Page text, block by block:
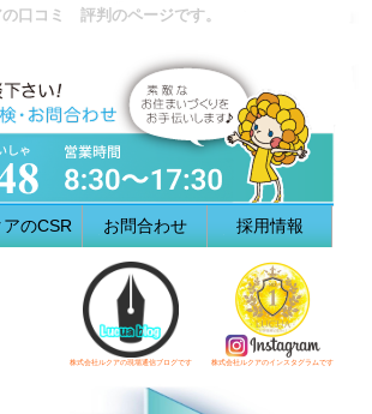
口コミ 評判のページです。
アのCSR お問合わせ 採用情報
株式会社ルクアのインスタグラムです
株式会社ルクアの現場通信ブログです